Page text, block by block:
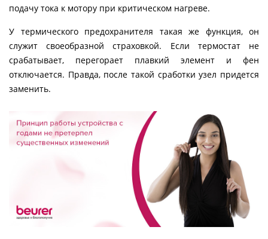
подачу тока к мотору при критическом нагреве.
У термического предохранителя такая же функция, он
служит своеобразной страховкой. Если термостат не
срабатывает, перегорает плавкий элемент и фен
отключается. Правда, после такой сработки узел придется
заменить.